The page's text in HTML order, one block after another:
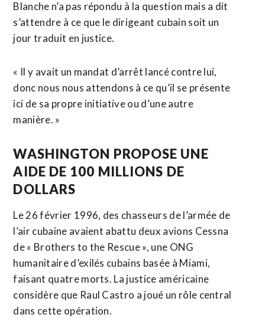
‌Blanche n’a pas répondu à la question mais a dit
s’attendre à ce que le dirigeant cubain soit un
jour traduit en ⁠justice.
« Il y avait un mandat d’arrêt lancé contre lui,
donc nous nous attendons à ce qu’il se présente ​
ici de sa propre initiative ​ou d’une autre
manière. »
WASHINGTON PROPOSE UNE
AIDE DE 100 MILLIONS DE
DOLLARS
Le 26 février 1996, des chasseurs de l’armée de
l’air cubaine avaient abattu deux avions Cessna
de « Brothers ​to the Rescue », une ONG
humanitaire d’exilés cubains basée à Miami,
faisant quatre morts. La justice américaine
considère que Raul Castro a joué un rôle central
dans cette opération.